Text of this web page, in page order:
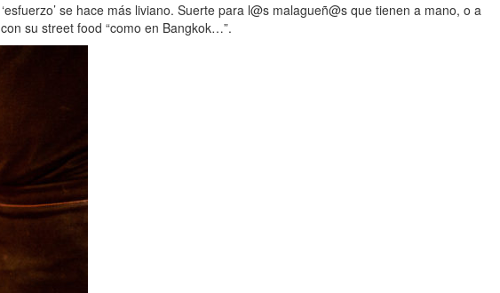
se hace más liviano. Suerte para l@s malagueñ@s que tienen a mano, o a
su street food “como en Bangkok…”.